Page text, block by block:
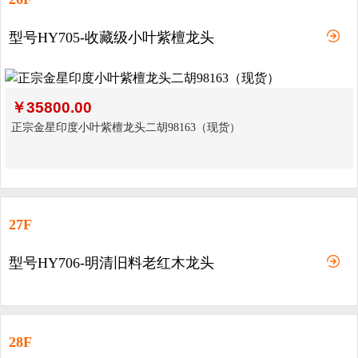
型号HY705-收藏级小叶紫檀龙头
￥35800.00
正宗金星印度小叶紫檀龙头二胡98163（现货）
27F
型号HY706-明清旧料老红木龙头
28F